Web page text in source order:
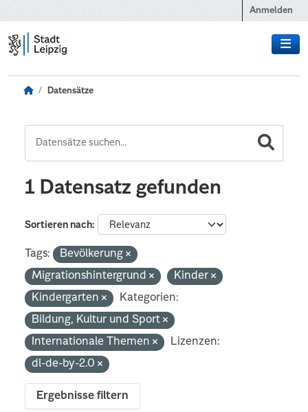
Anmelden
Datensätze
1 Datensatz gefunden
Sortieren nach
Tags:
Bevölkerung
Migrationshintergrund
Kinder
Kindergarten
Kategorien:
Bildung, Kultur und Sport
Internationale Themen
Lizenzen:
dl-de-by-2.0
Ergebnisse filtern